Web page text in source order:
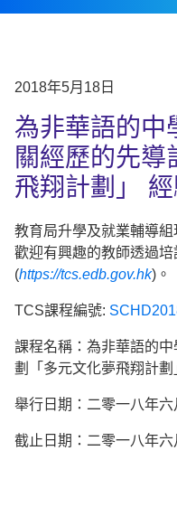
2018年5月18日
為非華語的中
關經歷的先導
飛翔計劃」
教育局升學及就業輔導
歡迎有興趣的教師透過
(https://tcs.edb.gov.hk)。
TCS課程編號:
課程名稱：為非華語的
劃「多元文化夢飛翔計
舉行日期：二零一八年
截止日期：二零一八年